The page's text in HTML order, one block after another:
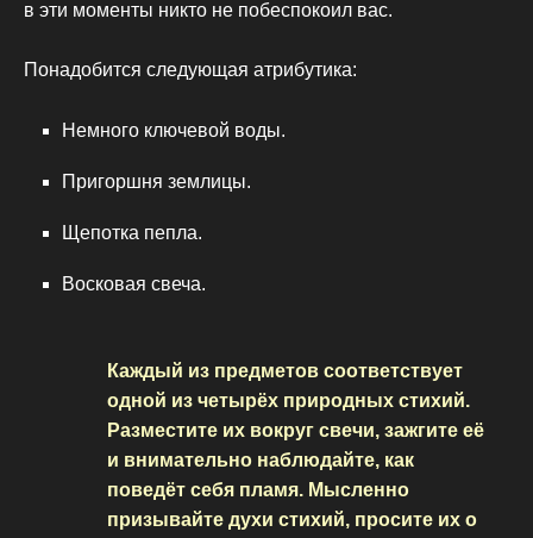
в эти моменты никто не побеспокоил вас.
Понадобится следующая атрибутика:
Немного ключевой воды.
Пригоршня землицы.
Щепотка пепла.
Восковая свеча.
Каждый из предметов соответствует
одной из четырёх природных стихий.
Разместите их вокруг свечи, зажгите её
и внимательно наблюдайте, как
поведёт себя пламя. Мысленно
призывайте духи стихий, просите их о